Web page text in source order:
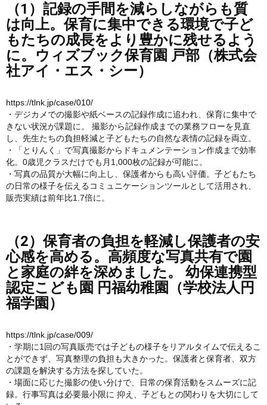
（1）記録の手間を減らしながらも質
は向上。保育に集中できる環境で子ど
もたちの成長をより豊かに残せるよう
に。ウィズブック保育園 戸部（株式会
社アイ・エス・シー）
https://tlnk.jp/case/010/
・デジカメでの撮影や紙ベースの記録作成に追われ、保育に集中で
きない状況が課題に。 撮影から記録作成までの業務フローを見直
し、先生たちの負担軽減と子どもたちの自然な表情の記録を両立。
・「とりんく」で写真撮影からドキュメンテーション作成まで効率
化。0歳児クラスだけでも月1,000枚の記録が可能に。
・写真の品質が大幅に向上し、保護者からも高い評価。子どもたち
の日常の様子を伝えるコミュニケーションツールとして活用され、
販売実績は前年比1.7倍に。
（2）保育者の負担を軽減し保護者の安
心感を高める。高頻度な写真共有で園
と家庭の絆を深めました。 幼保連携型
認定こども園 円福幼稚園（学校法人円
福学園）
https://tlnk.jp/case/009/
・学期に1回の写真販売では子どもの様子をリアルタイムで伝えるこ
とができず、写真整理の負担も大きかった。保護者と保育者、双方
の課題を解決する方法を探していた。
・場面に応じた撮影の使い分けで、日常の保育活動をスムーズに記
録。行事写真は必要最小限に 抑え、子どもとの関わりを大切にして